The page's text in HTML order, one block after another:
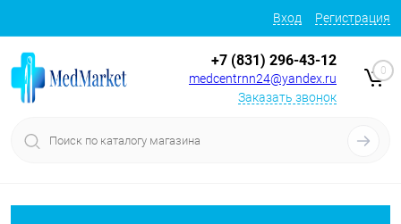
Вход Регистрация
+7 (831) 296-43-12
medcentrnn24@yandex.ru
Заказать звонок
0